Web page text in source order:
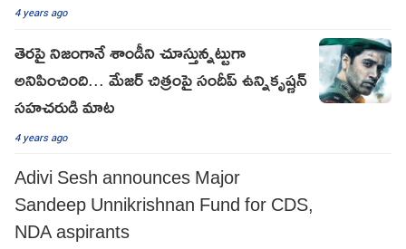
4 years ago
తెరపై నిజంగానే శాండీని చూస్తున్నట్టుగా
అనిపించింది... మేజర్ చిత్రంపై సందీప్ ఉన్నికృష్ణన్
సహచరుడి మాట
4 years ago
Adivi Sesh announces Major
Sandeep Unnikrishnan Fund for CDS,
NDA aspirants